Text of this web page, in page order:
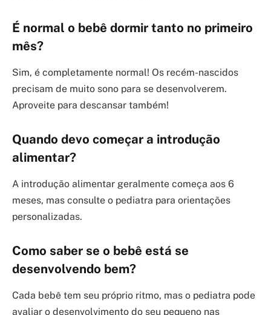
É normal o bebê dormir tanto no primeiro
mês?
Sim, é completamente normal! Os recém-nascidos
precisam de muito sono para se desenvolverem.
Aproveite para descansar também!
Quando devo começar a introdução
alimentar?
A introdução alimentar geralmente começa aos 6
meses, mas consulte o pediatra para orientações
personalizadas.
Como saber se o bebê está se
desenvolvendo bem?
Cada bebê tem seu próprio ritmo, mas o pediatra pode
avaliar o desenvolvimento do seu pequeno nas